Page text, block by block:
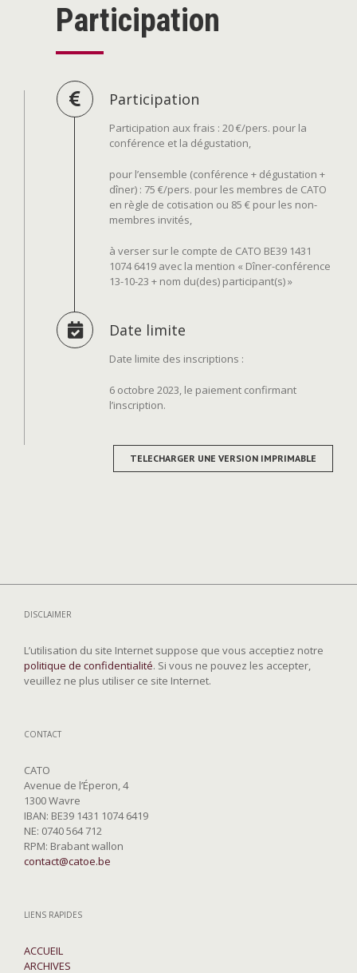
Participation
Participation
Participation aux frais : 20 €/pers. pour la
conférence et la dégustation,
pour l’ensemble (conférence + dégustation +
dîner) : 75 €/pers. pour les membres de CATO
en règle de cotisation ou 85 € pour les non-
membres invités,
à verser sur le compte de CATO BE39 1431
1074 6419 avec la mention « Dîner-conférence
13-10-23 + nom du(des) participant(s) »
Date limite
Date limite des inscriptions :
6 octobre 2023, le paiement confirmant
l’inscription.
TELECHARGER UNE VERSION IMPRIMABLE
DISCLAIMER
L’utilisation du site Internet suppose que vous acceptiez notre
politique de confidentialité. Si vous ne pouvez les accepter,
veuillez ne plus utiliser ce site Internet.
CONTACT
CATO
Avenue de l’Éperon, 4
1300 Wavre
IBAN: BE39 1431 1074 6419
NE: 0740 564 712
RPM: Brabant wallon
contact@catoe.be
LIENS RAPIDES
ACCUEIL
ARCHIVES